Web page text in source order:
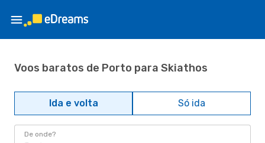
Voos baratos de Porto para Skiathos
Ida e volta Só ida
De onde?